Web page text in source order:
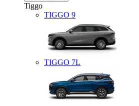
Tiggo
TIGGO 9
TIGGO 7L